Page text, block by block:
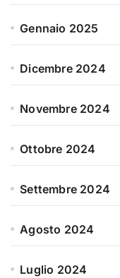
Gennaio 2025
Dicembre 2024
Novembre 2024
Ottobre 2024
Settembre 2024
Agosto 2024
Luglio 2024